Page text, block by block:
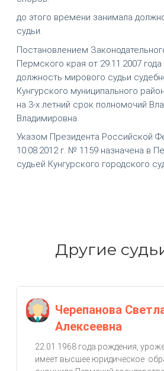
до этого времени занимала
судьи.
Постановлением
Пермского края от 29.11.2007
должность мирового судьи
Кунгурского муниципального
на 3-х летний срок полномочий
Владимировна.
Указом Президента Российской
10.08.2012 г. № 1159 назначена в
судьей Кунгурского городского
Другие
Черепанова
Алексеевна
22.01.1968 года рождения,
имеет высшее юридическое